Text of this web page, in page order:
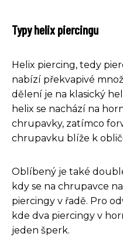
Typy helix piercingu
Helix piercing, tedy
nabízí překvapivé
dělení je na klasický
helix se nachází na
chrupavky, zatímco
chrupavku blíže k
Oblíbený je také
kdy se na chrupavce
piercingy v řadě. Pro
kde dva piercingy v
jeden šperk.